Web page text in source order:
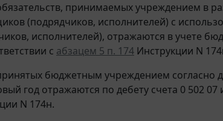
принимаемых учреждением в
(подрядчиков, исполнителей) с
исполнителей), отражаются в учете
с абзацем 5 п. 174 Инструкции N
бюджетным учреждением согласно
год отражаются по дебету счета 0 502 07
N 174н.